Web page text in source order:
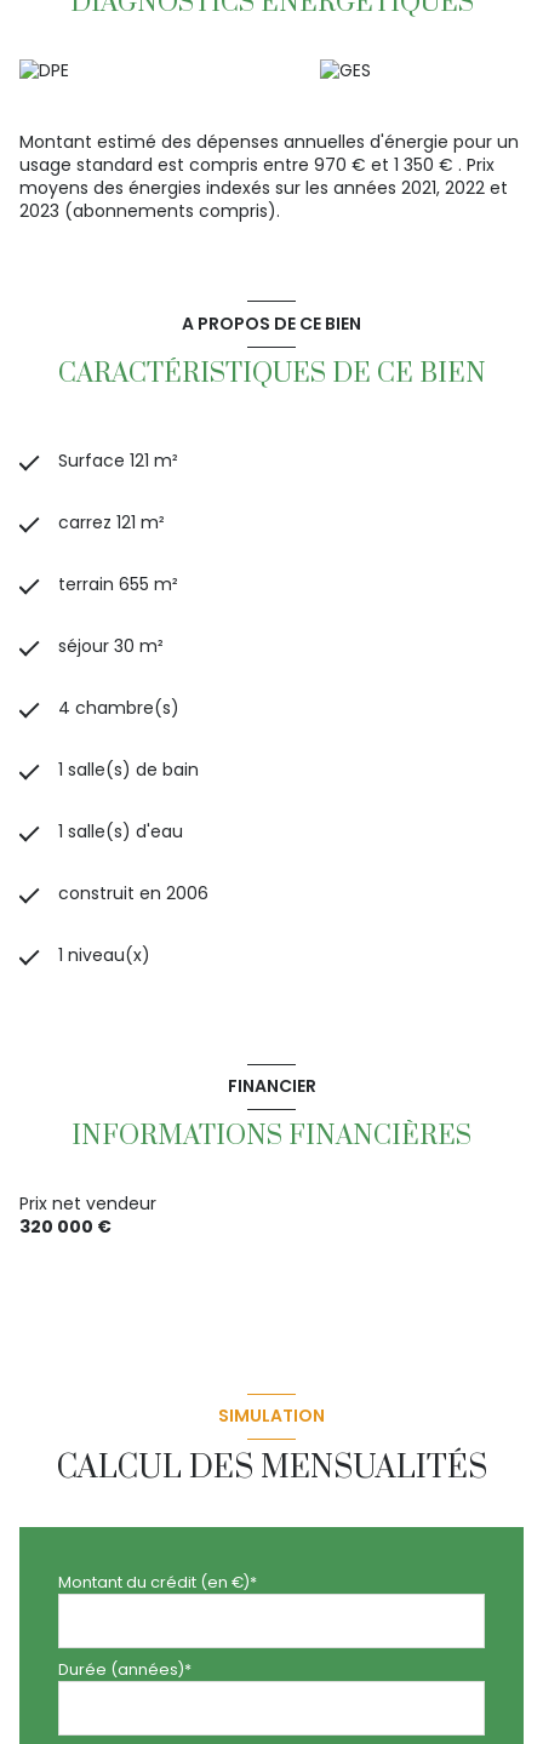
- Pompe à chaleur récente
- Fenêtres et baie coulissante en PVC avec volets
motorisés
- Extérieur aménagé et soigné
Pour les informations et visites, n'hésitez pas à contacter
Vincent BERGOT au O6 49 26 71 21
LE CERCLE IMMO
11 Square Pierre Corneille 29 860 PLABENNEC 02 98 42 44 06
Montant estimé des dépenses annuelles d'énergie pour un
usage standard est compris entre 970 € et 1 350 € . Prix
moyens des énergies indexés sur les années 2021, 2022 et
2023 (abonnements compris).
A PROPOS DE CE BIEN
CARACTÉRISTIQUES DE CE BIEN
Surface 121 m²
carrez 121 m²
terrain 655 m²
séjour 30 m²
4 chambre(s)
1 salle(s) de bain
1 salle(s) d'eau
construit en 2006
1 niveau(x)
FINANCIER
INFORMATIONS FINANCIÈRES
Prix net vendeur
320 000 €
SIMULATION
CALCUL DES MENSUALITÉS
Montant du crédit (en €)*
Durée (années)*